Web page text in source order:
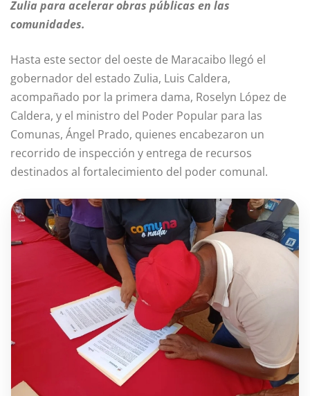
Zulia para acelerar obras públicas en las
comunidades.
Hasta este sector del oeste de Maracaibo llegó el
gobernador del estado Zulia, Luis Caldera,
acompañado por la primera dama, Roselyn López de
Caldera, y el ministro del Poder Popular para las
Comunas, Ángel Prado, quienes encabezaron un
recorrido de inspección y entrega de recursos
destinados al fortalecimiento del poder comunal.